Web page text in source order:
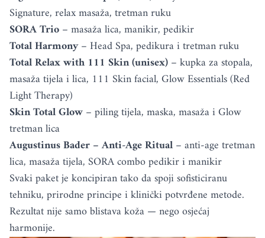
Signature, relax masaža, tretman ruku
SORA Trio– masaža lica, manikir, pedikir
Total Harmony– Head Spa, pedikura i tretman ruku
Total Relax with 111 Skin (unisex)– kupka za stopala,
masaža tijela i lica, 111 Skin facial, Glow Essentials (Red
Light Therapy)
Skin Total Glow– piling tijela, maska, masaža i Glow
tretman lica
Augustinus Bader – Anti-Age Ritual– anti-age tretman
lica, masaža tijela, SORA combo pedikir i manikir
Svaki paket je koncipiran tako da spoji sofisticiranu
tehniku, prirodne principe i klinički potvrđene metode.
Rezultat nije samo blistava koža — nego osjećaj
harmonije.